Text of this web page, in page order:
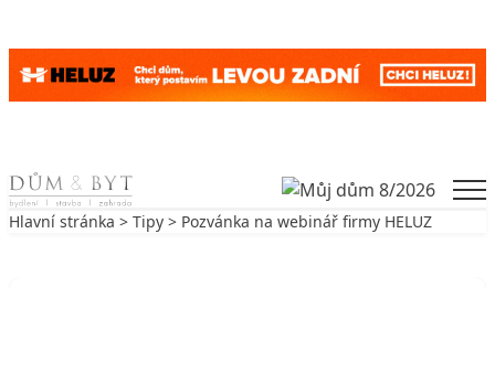
Skip to content
Hlavní stránka > Tipy > Pozvánka na webinář firmy HELUZ